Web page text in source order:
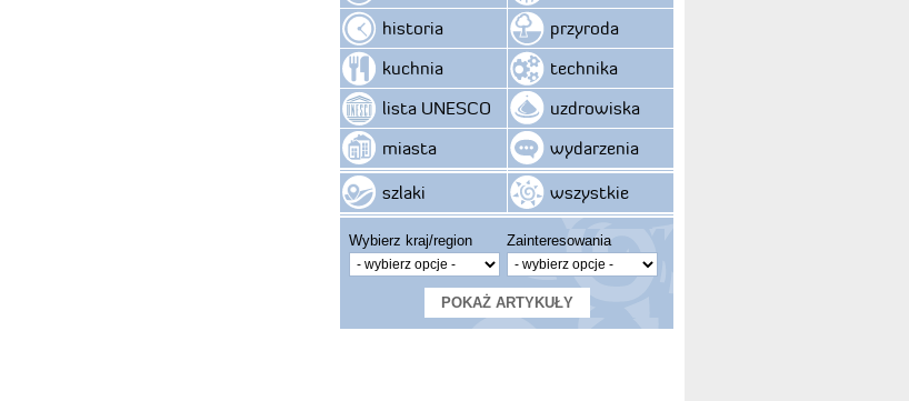
historia
kuchnia
lista UNESCO
miasta
szlaki
przyroda
technika
uzdrowiska
wydarzenia
wszystkie
Wybierz kraj/region Zainteresowania